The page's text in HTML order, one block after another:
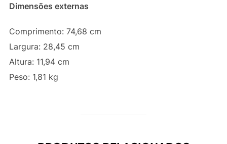
Dimensões externas
Comprimento: 74,68 cm
Largura: 28,45 cm
Altura: 11,94 cm
Peso: 1,81 kg